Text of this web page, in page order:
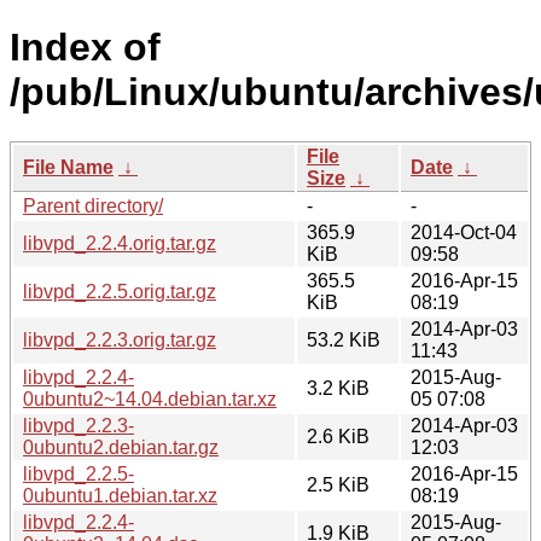
Index of
/pub/Linux/ubuntu/
File Name ↓
File
Size ↓
Date ↓
Parent directory/
-
-
libvpd_2.2.4.orig.tar.gz
365.9
KiB
2014-Oct-04
09:58
libvpd_2.2.5.orig.tar.gz
365.5
KiB
2016-Apr-15
08:19
libvpd_2.2.3.orig.tar.gz
53.2 KiB
2014-Apr-03
11:43
libvpd_2.2.4-
0ubuntu2~14.04.debian.tar.xz
3.2 KiB
2015-Aug-
05 07:08
libvpd_2.2.3-
0ubuntu2.debian.tar.gz
2.6 KiB
2014-Apr-03
12:03
libvpd_2.2.5-
0ubuntu1.debian.tar.xz
2.5 KiB
2016-Apr-15
08:19
libvpd_2.2.4-
1.9 KiB
2015-Aug-